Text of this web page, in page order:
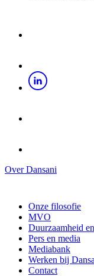
Over Dansani
Onze filosofie
MVO
Duurzaamheid
Pers en media
Mediabank
Werken bij
Contact